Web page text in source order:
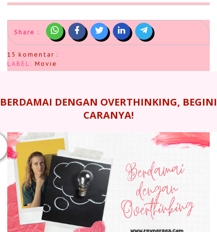
Share :
15 komentar :
LABEL: Movie
BERDAMAI DENGAN OVERTHINKING, BEGINI
CARANYA!